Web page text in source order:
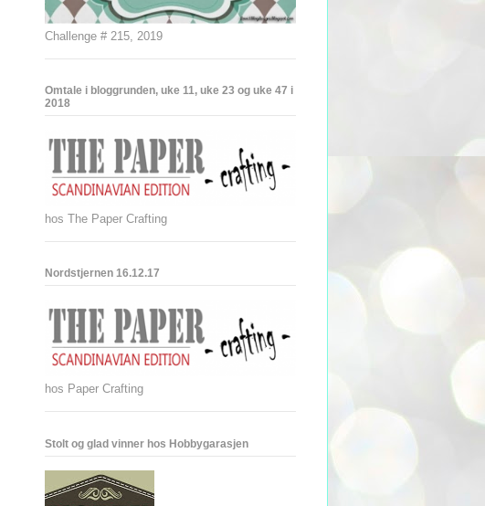
Challenge # 215, 2019
Omtale i bloggrunden, uke 11, uke 23 og uke 47 i
2018
hos The Paper Crafting
Nordstjernen 16.12.17
hos Paper Crafting
Stolt og glad vinner hos Hobbygarasjen